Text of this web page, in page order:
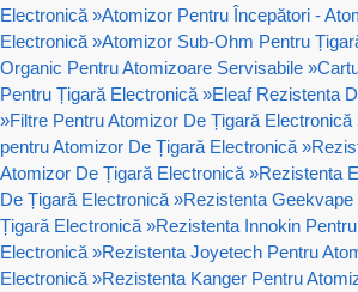
Electronică »Atomizor Pentru Începători -
Electronică »Atomizor Sub-Ohm Pentru
Organic Pentru Atomizoare Servisabile »
Pentru Țigară Electronică »Eleaf Rezistenta
»Filtre Pentru Atomizor De Țigară Electronică
pentru Atomizor De Țigară Electronică »
Atomizor De Țigară Electronică »Rezistenta
De Țigară Electronică »Rezistenta
Țigară Electronică »Rezistenta Innokin
Electronică »Rezistenta Joyetech Pentru
Electronică »Rezistenta Kanger Pentru